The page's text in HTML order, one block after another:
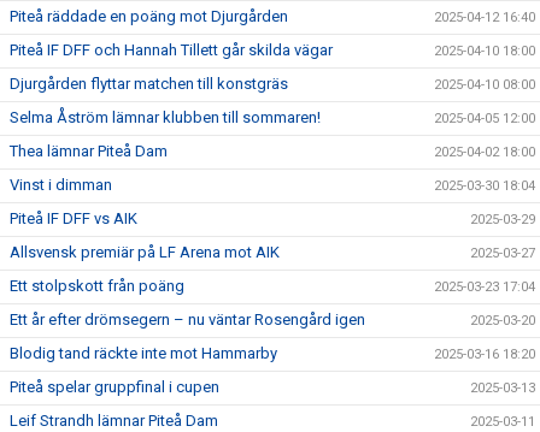
Piteå räddade en poäng mot Djurgården 2025-04-12 16:40
Piteå IF DFF och Hannah Tillett går skilda vägar 2025-04-10 18:00
Djurgården flyttar matchen till konstgräs 2025-04-10 08:00
Selma Åström lämnar klubben till sommaren! 2025-04-05 12:00
Thea lämnar Piteå Dam 2025-04-02 18:00
Vinst i dimman 2025-03-30 18:04
Piteå IF DFF vs AIK 2025-03-29
Allsvensk premiär på LF Arena mot AIK 2025-03-27
Ett stolpskott från poäng 2025-03-23 17:04
Ett år efter drömsegern – nu väntar Rosengård igen 2025-03-20
Blodig tand räckte inte mot Hammarby 2025-03-16 18:20
Piteå spelar gruppfinal i cupen 2025-03-13
Leif Strandh lämnar Piteå Dam 2025-03-11